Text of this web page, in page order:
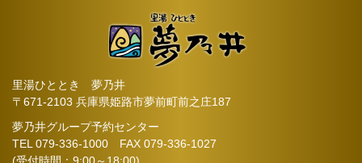
里湯ひととき 夢乃井
〒671-2103 兵庫県姫路市夢前町前之庄187
夢乃井グループ予約センター
TEL 079-336-1000 FAX 079-336-1027
(受付時間：9:00～18:00)